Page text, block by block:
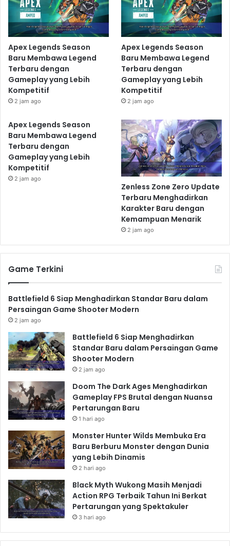
Apex Legends Season
Baru Membawa Legend
Terbaru dengan
Gameplay yang Lebih
Kompetitif
2 jam ago
Apex Legends Season
Baru Membawa Legend
Terbaru dengan
Gameplay yang Lebih
Kompetitif
2 jam ago
Apex Legends Season
Baru Membawa Legend
Terbaru dengan
Gameplay yang Lebih
Kompetitif
2 jam ago
Zenless Zone Zero Update
Terbaru Menghadirkan
Karakter Baru dengan
Kemampuan Menarik
2 jam ago
Game Terkini
Battlefield 6 Siap Menghadirkan Standar Baru dalam
Persaingan Game Shooter Modern
2 jam ago
Battlefield 6 Siap Menghadirkan
Standar Baru dalam Persaingan Game
Shooter Modern
2 jam ago
Doom The Dark Ages Menghadirkan
Gameplay FPS Brutal dengan Nuansa
Pertarungan Baru
1 hari ago
Monster Hunter Wilds Membuka Era
Baru Berburu Monster dengan Dunia
yang Lebih Dinamis
2 hari ago
Black Myth Wukong Masih Menjadi
Action RPG Terbaik Tahun Ini Berkat
Pertarungan yang Spektakuler
3 hari ago